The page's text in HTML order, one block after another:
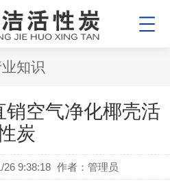
知识
空气净化椰壳活
炭
26 9:38:18 作者：管理员